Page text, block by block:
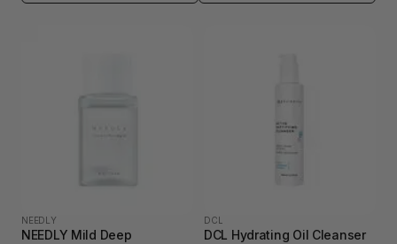
NEEDLY
NEEDLY Mild Deep
DCL
DCL Hydrating Oil Cleanser